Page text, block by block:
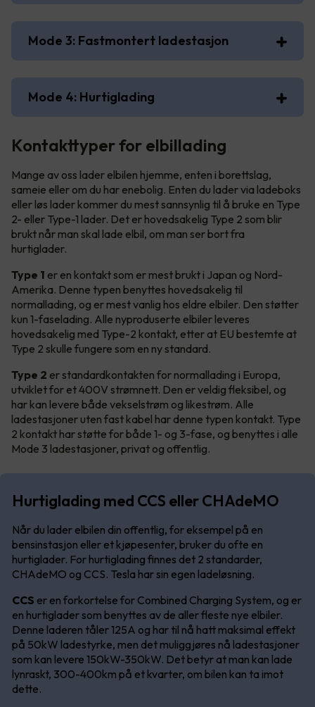
Mode 3: Fastmontert ladestasjon
Mode 4: Hurtiglading
Kontakttyper for elbillading
Mange av oss lader elbilen hjemme, enten i borettslag,
sameie eller om du har enebolig. Enten du lader via ladeboks
eller løs lader kommer du mest sannsynlig til å bruke en Type
2- eller Type-1 lader. Det er hovedsakelig Type 2 som blir
brukt når man skal lade elbil, om man ser bort fra
hurtiglader.
Type 1 er en kontakt som er mest brukt i Japan og Nord-
Amerika. Denne typen benyttes hovedsakelig til
normallading, og er mest vanlig hos eldre elbiler. Den støtter
kun 1-faselading. Alle nyproduserte elbiler leveres
hovedsakelig med Type-2 kontakt, etter at EU bestemte at
Type 2 skulle fungere som en ny standard.
Type 2 er standardkontakten for normallading i Europa,
utviklet for et 400V strømnett. Den er veldig fleksibel, og
har kan levere både vekselstrøm og likestrøm. Alle
ladestasjoner uten fast kabel har denne typen kontakt. Type
2 kontakt har støtte for både 1- og 3-fase, og benyttes i alle
Mode 3 ladestasjoner, privat og offentlig.
Hurtiglading med CCS eller CHAdeMO
Når du lader elbilen din offentlig, for eksempel på en
bensinstasjon eller et kjøpesenter, bruker du ofte en
hurtiglader. For hurtiglading finnes det 2 standarder,
CHAdeMO og CCS. Tesla har sin egen ladeløsning.
CCS er en forkortelse for Combined Charging System, og er
en hurtiglader som benyttes av de aller fleste nye elbiler.
Denne laderen tåler 125A og har til nå hatt maksimal effekt
på 50kW ladestyrke, men det muliggjøres nå ladestasjoner
som kan levere 150kW-350kW. Det betyr at man kan lade
lynraskt, 300-400km på et kvarter, om bilen kan ta imot
dette.